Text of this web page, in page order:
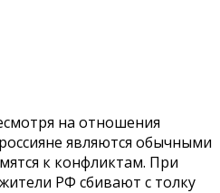
на отношения
являются обычными
к конфликтам. При
РФ сбивают с толку